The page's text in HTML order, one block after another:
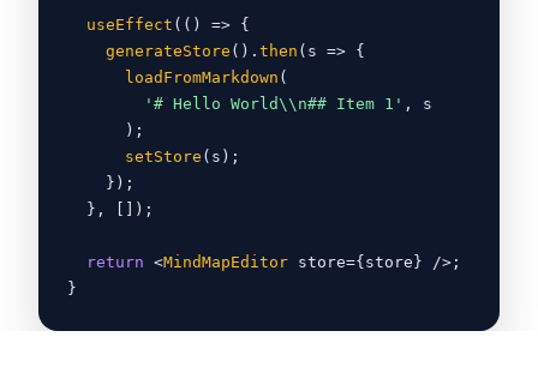
useEffect (() => {
generateStore (). then (s => {
loadFromMarkdown (
'# Hello World\\n## Item 1' , s
);
setStore (s);
} );
} , []);
return <MindMapEditor store={ store } /> ;
}